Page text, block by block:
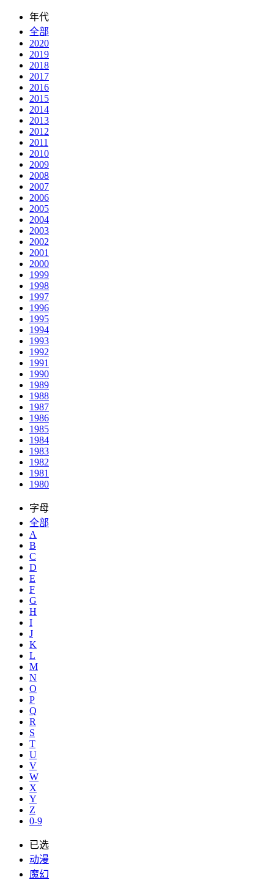
年代
全部
2020
2019
2018
2017
2016
2015
2014
2013
2012
2011
2010
2009
2008
2007
2006
2005
2004
2003
2002
2001
2000
1999
1998
1997
1996
1995
1994
1993
1992
1991
1990
1989
1988
1987
1986
1985
1984
1983
1982
1981
1980
字母
全部
A
B
C
D
E
F
G
H
I
J
K
L
M
N
O
P
Q
R
S
T
U
V
W
X
Y
Z
0-9
已选
动漫
魔幻